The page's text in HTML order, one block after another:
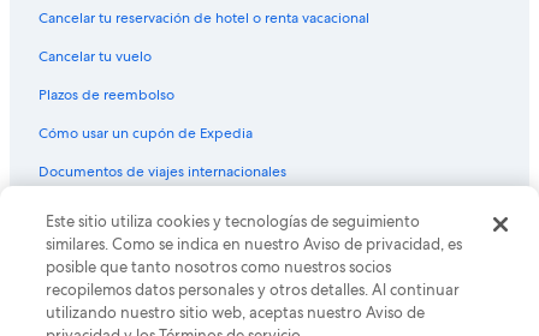
Vuelos de Houston (IAH) a Phoenix (PHX)
Vuelos de Idaho Falls (IDA) a Phoenix (PHX)
Vuelos de Indianápolis (IND) a Phoenix (PHX)
Vuelos de El Centro (IPL) a Phoenix (PHX)
Vuelos de Jacksonville (JAX) a Phoenix (PHX)
Vuelos de Los Mochis (LMM) a Phoenix (PHX)
Vuelos de Laredo (LRD) a Phoenix (PHX)
Vuelos de Midland (MAF) a Phoenix (PHX)
Cancelar tu reservación de hotel o renta vacacional
Cancelar tu vuelo
Plazos de reembolso
Cómo usar un cupón de Expedia
Documentos de viajes internacionales
© 2026 Expedia, Inc., una empresa de Expedia Group. Todos los
derechos reservados. Expedia y el logo de Expedia son marcas
registradas o marcas comerciales de Expedia, Inc. CST# 2029030-50.
Este sitio utiliza cookies y tecnologías de seguimiento
similares. Como se indica en nuestro Aviso de privacidad, es
posible que tanto nosotros como nuestros socios
recopilemos datos personales y otros detalles. Al continuar
utilizando nuestro sitio web, aceptas nuestro Aviso de